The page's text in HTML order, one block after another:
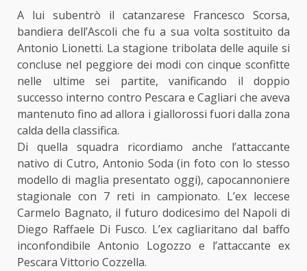
A lui subentrò il catanzarese Francesco Scorsa,
bandiera dell’Ascoli che fu a sua volta sostituito da
Antonio Lionetti. La stagione tribolata delle aquile si
concluse nel peggiore dei modi con cinque sconfitte
nelle ultime sei partite, vanificando il doppio
successo interno contro Pescara e Cagliari che aveva
mantenuto fino ad allora i giallorossi fuori dalla zona
calda della classifica.
Di quella squadra ricordiamo anche l’attaccante
nativo di Cutro, Antonio Soda (in foto con lo stesso
modello di maglia presentato oggi), capocannoniere
stagionale con 7 reti in campionato. L’ex leccese
Carmelo Bagnato, il futuro dodicesimo del Napoli di
Diego Raffaele Di Fusco. L’ex cagliaritano dal baffo
inconfondibile Antonio Logozzo e l’attaccante ex
Pescara Vittorio Cozzella.